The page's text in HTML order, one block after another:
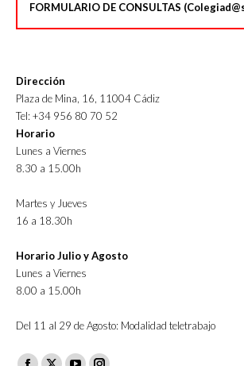
FORMULARIO DE CONSULTAS
Dirección
Plaza de Mina, 16, 11004 Cádiz
Tel: +34 956 80 70 52
Horario
Lunes a Viernes
8.30 a 15.00h
Martes y Jueves
16 a 18.30h
Horario Julio y Agosto
Lunes a Viernes
8.00 a 15.00h
Del 11 al 29 de Agosto: Modalidad teletrabajo